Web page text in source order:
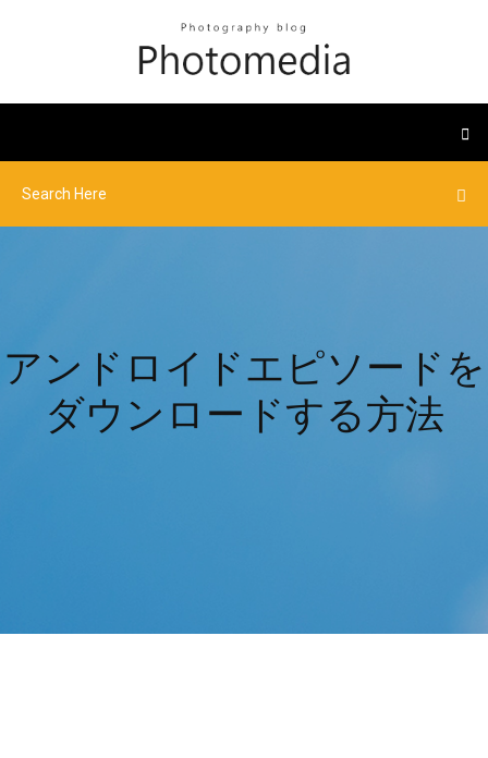
アンドロイドエピソードを
ダウンロードする方法